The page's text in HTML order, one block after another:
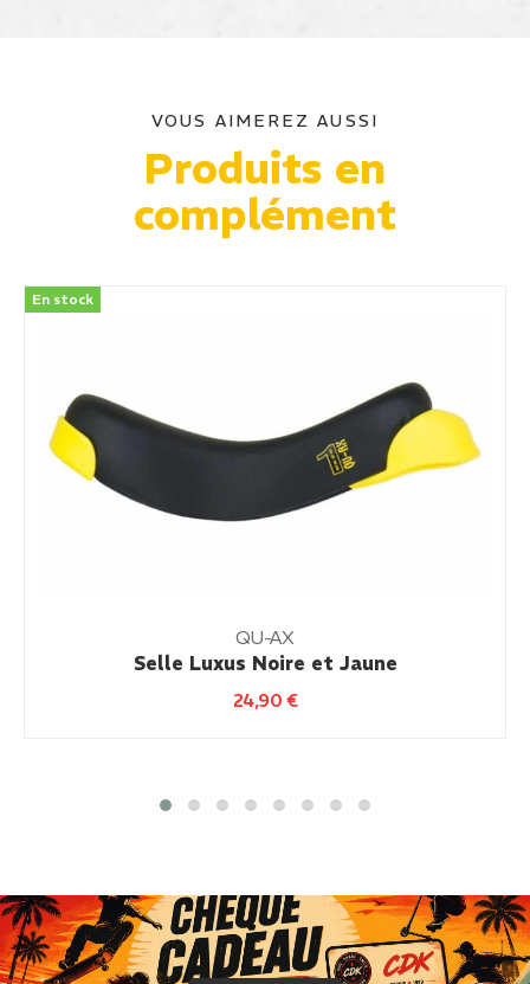
VOUS AIMEREZ AUSSI
Produits en
complément
En stock
QU-AX
Selle Luxus Noire et Jaune
24,90€